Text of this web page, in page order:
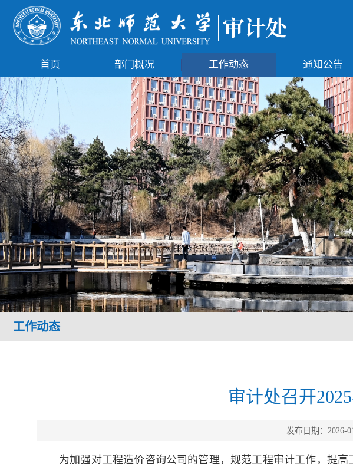
首页 部门概况 工作动态 通知公告
工作动态
审计处召开
发布日期：
为加强对工程造价咨询公司的管理，规范工程审计工作，提